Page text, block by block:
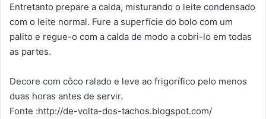
Entretanto prepare a calda, misturando o leite condensado
com o leite normal. Fure a superfície do bolo com um
palito e regue-o com a calda de modo a cobri-lo em todas
as partes.
Decore com côco ralado e leve ao frigorífico pelo menos
duas horas antes de servir.
Fonte :http://de-volta-dos-tachos.blogspot.com/